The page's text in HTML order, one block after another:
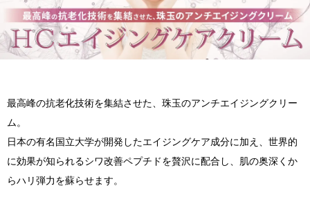
最高峰の抗老化技術を集結させた、珠玉のアンチエイジングクリー
ム。
日本の有名国立大学が開発したエイジングケア成分に加え、世界的
に効果が知られるシワ改善ペプチドを贅沢に配合し、肌の奥深くか
らハリ弾力を蘇らせます。